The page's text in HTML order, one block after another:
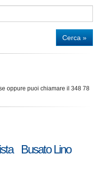
Cerca »
oppure puoi chiamare il 348 78
Busato Lino